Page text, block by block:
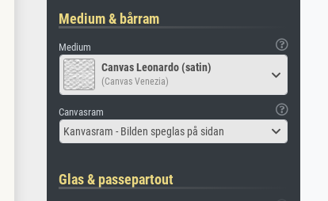
Medium & bårram
Medium
Canvas Leonardo (satin)
(Canvas Venezia)
Canvasram
Kanvasram - Bilden speglas på sidan
Glas & passepartout